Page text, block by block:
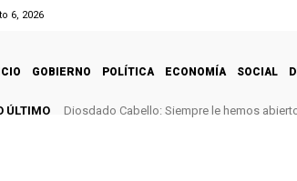
6, 2026
GOBIERNO POLÍTICA ECONOMÍA SOCIAL
ÚLTIMO Diosdado Cabello: Siempre le hemos